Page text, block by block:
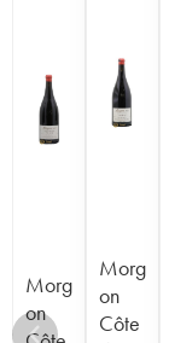
Morg
on
Morg
on
Côte